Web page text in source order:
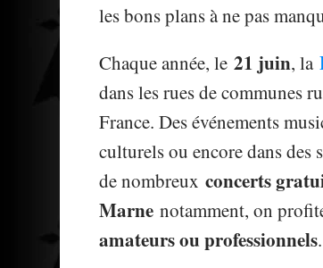
les bons plans à ne pas
Chaque année, le21 juin, la
dans les rues de communes
France. Des événements
culturels ou encore dans des
de nombreuxconcerts
Marnenotamment, on
amateurs ou professionnels.